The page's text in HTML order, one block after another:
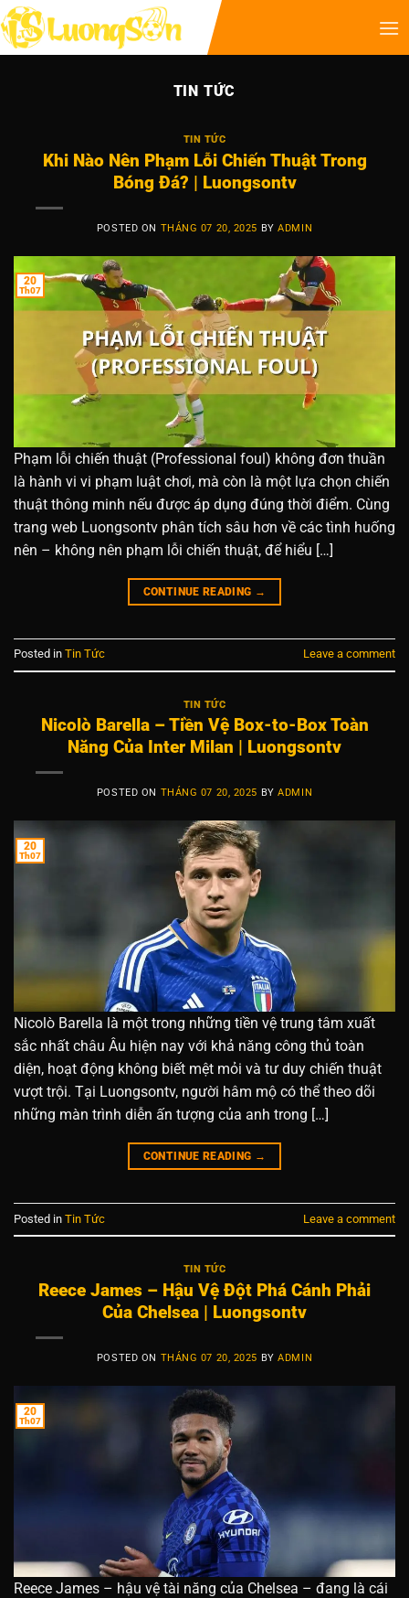
TIN TỨC
TIN TỨC
Khi Nào Nên Phạm Lỗi Chiến Thuật Trong
Bóng Đá? | Luongsontv
POSTED ON THÁNG 07 20, 2025 BYADMIN
20
Th07
Phạm lỗi chiến thuật (Professional foul) không đơn thuần
là hành vi vi phạm luật chơi, mà còn là một lựa chọn chiến
thuật thông minh nếu được áp dụng đúng thời điểm. Cùng
trang web Luongsontv phân tích sâu hơn về các tình huống
nên – không nên phạm lỗi chiến thuật, để hiểu […]
CONTINUE READING →
Posted in Tin Tức Leave a comment
TIN TỨC
Nicolò Barella – Tiền Vệ Box-to-Box Toàn
Năng Của Inter Milan | Luongsontv
POSTED ON THÁNG 07 20, 2025 BYADMIN
20
Th07
Nicolò Barella là một trong những tiền vệ trung tâm xuất
sắc nhất châu Âu hiện nay với khả năng công thủ toàn
diện, hoạt động không biết mệt mỏi và tư duy chiến thuật
vượt trội. Tại Luongsontv, người hâm mộ có thể theo dõi
những màn trình diễn ấn tượng của anh trong […]
CONTINUE READING →
Posted in Tin Tức Leave a comment
TIN TỨC
Reece James – Hậu Vệ Đột Phá Cánh Phải
Của Chelsea | Luongsontv
POSTED ON THÁNG 07 20, 2025 BYADMIN
20
Th07
Reece James – hậu vệ tài năng của Chelsea – đang là cái